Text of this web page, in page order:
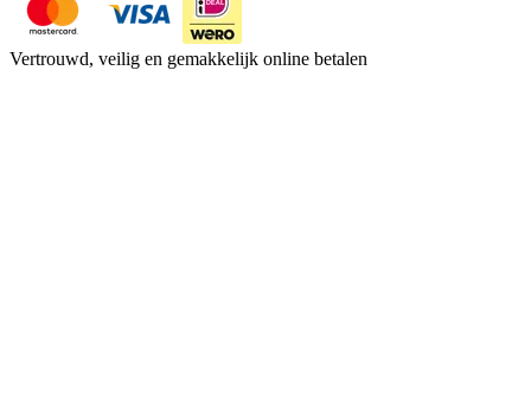
Vertrouwd, veilig en gemakkelijk online betalen